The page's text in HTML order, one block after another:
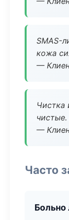
SMAS-
кожа
—
—
Часто
Больно